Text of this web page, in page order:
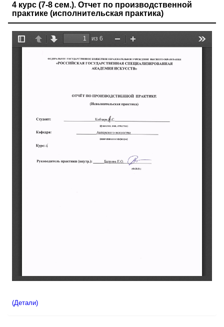
4 курс (7-8 сем.). Отчет по производственной
практике (исполнительская практика)
(Детали)